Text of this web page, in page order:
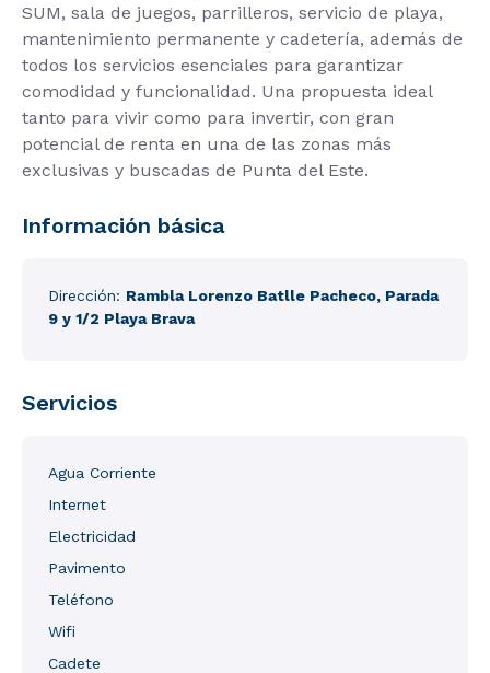
SUM, sala de juegos, parrilleros, servicio de playa,
mantenimiento permanente y cadetería, además de
todos los servicios esenciales para garantizar
comodidad y funcionalidad. Una propuesta ideal
tanto para vivir como para invertir, con gran
potencial de renta en una de las zonas más
exclusivas y buscadas de Punta del Este.
Información básica
Dirección: Rambla Lorenzo Batlle Pacheco, Parada
9 y 1/2 Playa Brava
Servicios
Agua Corriente
Internet
Electricidad
Pavimento
Teléfono
Wifi
Cadete